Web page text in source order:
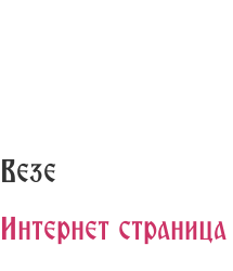
Везе
Интернет